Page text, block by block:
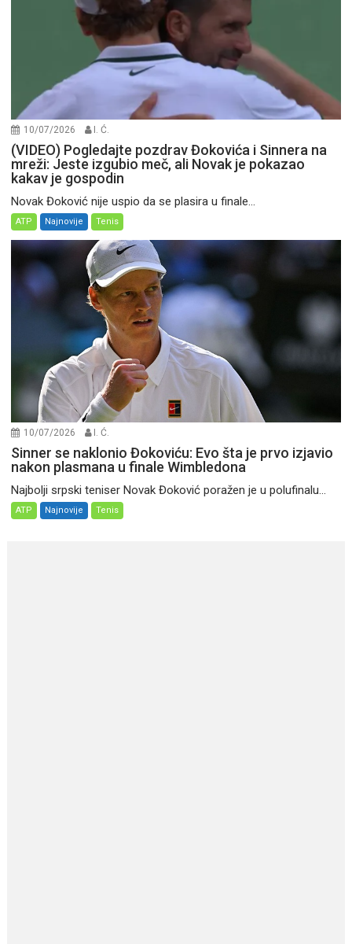
10/07/2026 I. Ć.
(VIDEO) Pogledajte pozdrav Đokovića i Sinnera na
mreži: Jeste izgubio meč, ali Novak je pokazao
kakav je gospodin
Novak Đoković nije uspio da se plasira u finale...
ATP Najnovije Tenis
10/07/2026 I. Ć.
Sinner se naklonio Đokoviću: Evo šta je prvo izjavio
nakon plasmana u finale Wimbledona
Najbolji srpski teniser Novak Đoković poražen je u polufinalu...
ATP Najnovije Tenis